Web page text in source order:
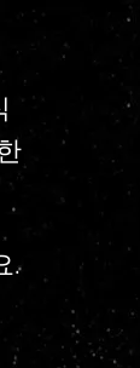
.